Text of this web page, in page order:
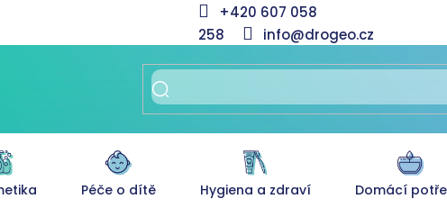
+420 607 058
258
info@drogeo.cz
Péče o dítě Hygiena a zdraví Domácí